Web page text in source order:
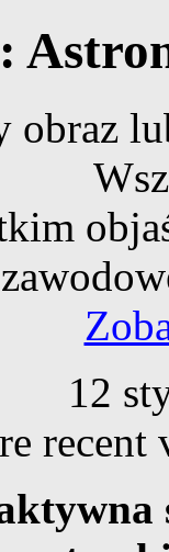
12